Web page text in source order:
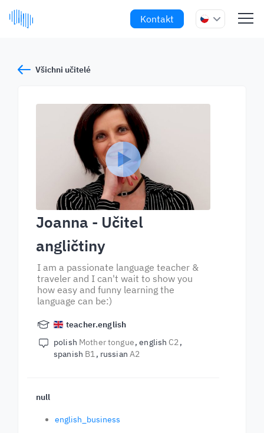
Kontakt
Všichni učitelé
Joanna - Učitel
angličtiny
I am a passionate language teacher &
traveler and I can't wait to show you
how easy and funny learning the
language can be:)
teacher.english
polish Mother tongue english C2
spanish B1 russian A2
null
english_business